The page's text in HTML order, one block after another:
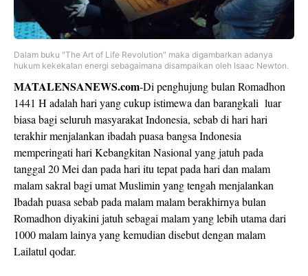
Dalam buku "The Art of Life Revolution" maka digambarkan adanya
hukum kekekalan energi sebagaimana disampaikan oleh Isaac Newton.
MATALENSANEWS.com-Di penghujung bulan Romadhon
1441 H adalah hari yang cukup istimewa dan barangkali luar
biasa bagi seluruh masyarakat Indonesia, sebab di hari hari
terakhir menjalankan ibadah puasa bangsa Indonesia
memperingati hari Kebangkitan Nasional yang jatuh pada
tanggal 20 Mei dan pada hari itu tepat pada hari dan malam
malam sakral bagi umat Muslimin yang tengah menjalankan
Ibadah puasa sebab pada malam malam berakhirnya bulan
Romadhon diyakini jatuh sebagai malam yang lebih utama dari
1000 malam lainya yang kemudian disebut dengan malam
Lailatul qodar.